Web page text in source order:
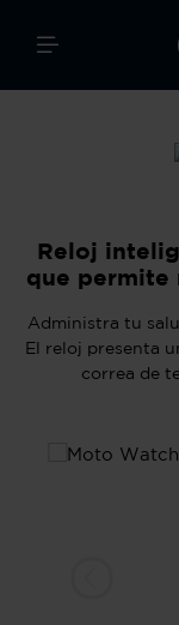
Reloj
que permite
Administra tu
El reloj presenta
correa de